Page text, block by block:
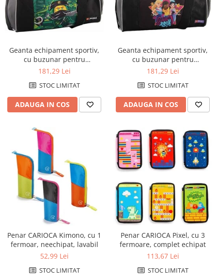
Geanta echipament sportiv,
cu buzunar pentru
incaltaminte, LEGO Core Line -
181,29 Lei
STOC LIMITAT
ADAUGA IN COS
Geanta echipament sportiv,
cu buzunar pentru
incaltaminte, LEGO Core Line -
181,29 Lei
STOC LIMITAT
ADAUGA IN COS
Penar CARIOCA Kimono, cu 1
fermoar, neechipat, lavabil
52,99 Lei
STOC LIMITAT
Penar CARIOCA Pixel, cu 3
fermoare, complet echipat
113,67 Lei
STOC LIMITAT